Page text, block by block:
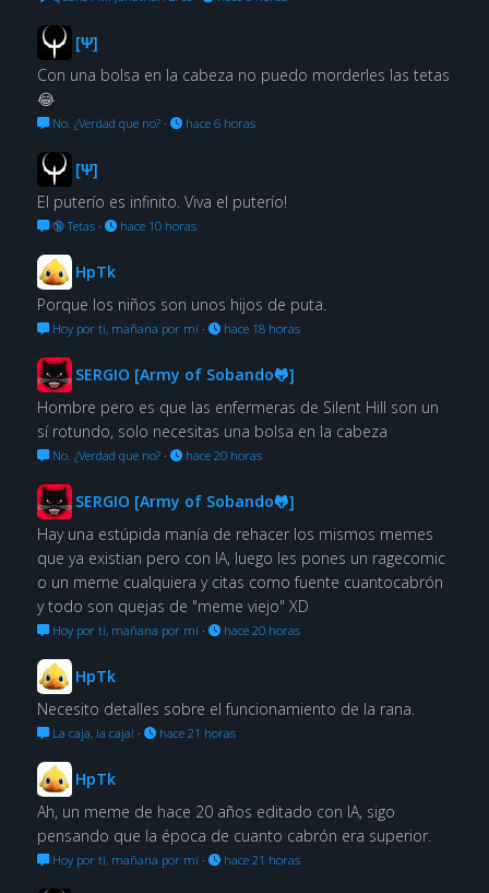
[Ψ]
Con una bolsa en la cabeza no puedo morderles las tetas
😂
No. ¿Verdad que no?· hace 6 horas
[Ψ]
El puterío es infinito. Viva el puterío!
🔞 Tetas· hace 10 horas
HpTk
Porque los niños son unos hijos de puta.
Hoy por ti, mañana por mí· hace 18 horas
SERGIO [Army of Sobando🐸]
Hombre pero es que las enfermeras de Silent Hill son un
sí rotundo, solo necesitas una bolsa en la cabeza
No. ¿Verdad que no?· hace 20 horas
SERGIO [Army of Sobando🐸]
Hay una estúpida manía de rehacer los mismos memes
que ya existian pero con IA, luego les pones un ragecomic
o un meme cualquiera y citas como fuente cuantocabrón
y todo son quejas de "meme viejo" XD
Hoy por ti, mañana por mí· hace 20 horas
HpTk
Necesito detalles sobre el funcionamiento de la rana.
La caja, la caja! · hace 21 horas
HpTk
Ah, un meme de hace 20 años editado con IA, sigo
pensando que la época de cuanto cabrón era superior.
Hoy por ti, mañana por mí· hace 21 horas